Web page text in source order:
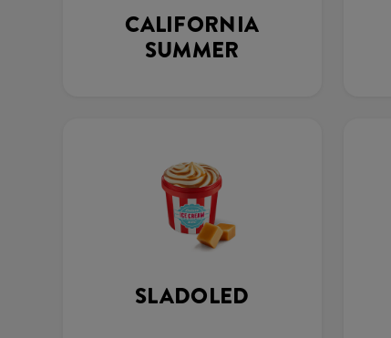
CALIFORNIA
SUMMER
SLADOLED